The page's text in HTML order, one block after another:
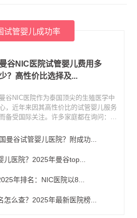
试管婴儿成功率
曼谷NIC医院试管婴儿费用多
？高性价比选择及...
曼谷NIC医院作为泰国顶尖的生殖医学中
心，近年来因其高性价比的试管婴儿服务
备受国际关注。许多家庭都在询问：在
又如何？今天我们就来揭秘NIC医院的费
用细节和成功数据，帮助您做出明智的选
。
曼谷试管婴儿医院？附成功...
医院？2025年曼谷top...
年排名：NIC医院以8...
么查？2025年最新医院榜...